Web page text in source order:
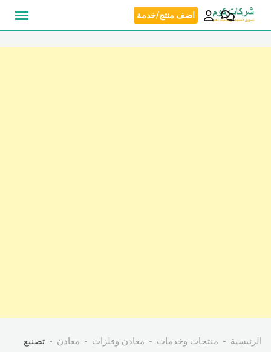
انتقل
اضف منتج/خدمة
الرئيسية منتجات وخدمات معادن وفلزات معادن
تصنيع